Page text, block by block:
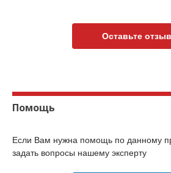
Оставьте отзыв
Помощь
Если Вам нужна помощь по данному
задать вопросы нашему эксперту